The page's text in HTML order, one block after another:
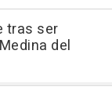
tras ser
del